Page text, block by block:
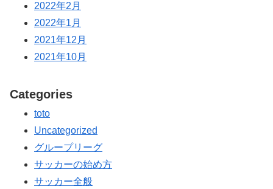
2022年2月
2022年1月
2021年12月
2021年10月
Categories
toto
Uncategorized
グループリーグ
サッカーの始め方
サッカー全般